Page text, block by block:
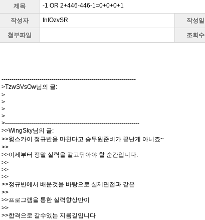
제목 -1 OR 2+446-446-1=0+0+0+1
작성자 fnfOzvSR 작성일
첨부파일 조회수
-------------------------------------------------------------------
>TzwSVsOw님의 글:
>
>
>
>
>-------------------------------------------------------------------
>>WingSky님의 글:
>>윙스카이 정규반을 마친다고 승무원준비가 끝난게 아니죠~
>>
>>이제부터 정말 실력을 갈고닦아야 할 순간입니다.
>>
>>
>>
>>정규반에서 배운것을 바탕으로 실제면접과 같은
>>
>>프로그램을 통한 실력향상만이
>>
>>합격으로 갈수있는 지름길입니다